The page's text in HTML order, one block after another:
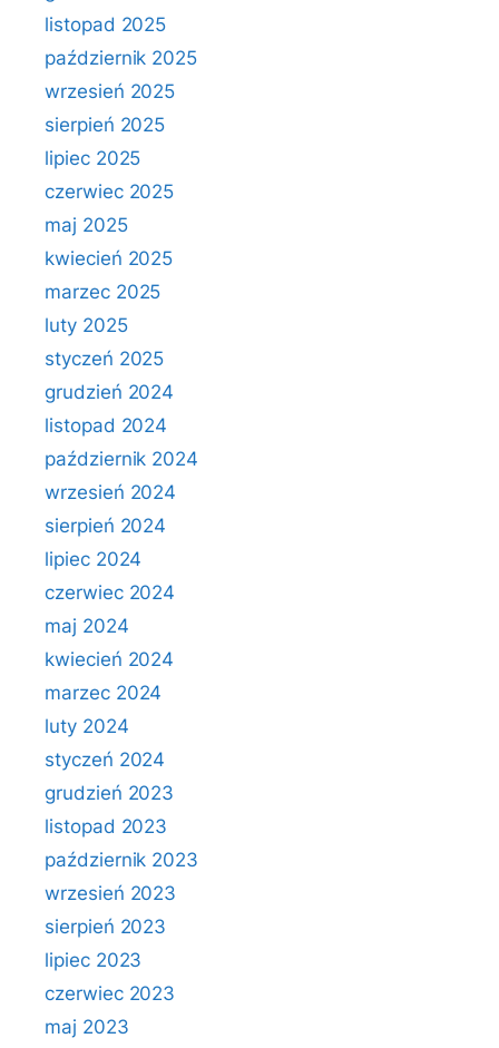
listopad 2025
październik 2025
wrzesień 2025
sierpień 2025
lipiec 2025
czerwiec 2025
maj 2025
kwiecień 2025
marzec 2025
luty 2025
styczeń 2025
grudzień 2024
listopad 2024
październik 2024
wrzesień 2024
sierpień 2024
lipiec 2024
czerwiec 2024
maj 2024
kwiecień 2024
marzec 2024
luty 2024
styczeń 2024
grudzień 2023
listopad 2023
październik 2023
wrzesień 2023
sierpień 2023
lipiec 2023
czerwiec 2023
maj 2023